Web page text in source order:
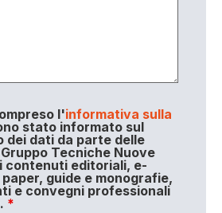
l'informativa sulla
stato informato sul
dati da parte delle
Tecniche Nuove
contenuti editoriali, e-
guide e monografie,
e convegni professionali
*